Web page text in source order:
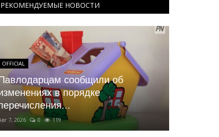
РЕКОМЕНДУЕМЫЕ НОВОСТИ
OFFICIAL
сообщили об
в порядке
7, 2026 0 119